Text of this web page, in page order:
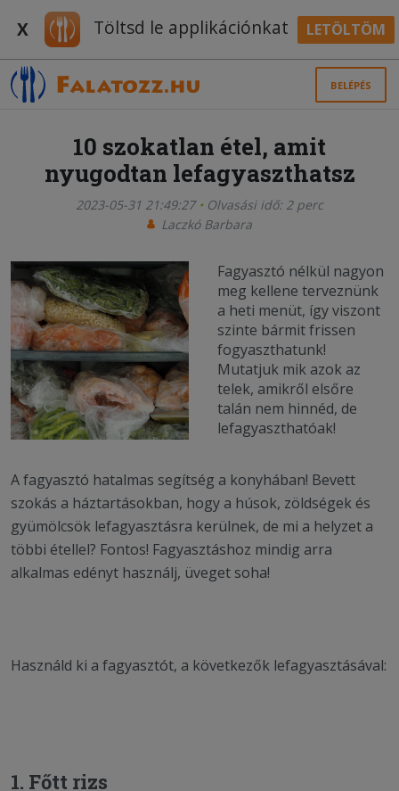
X Töltsd le applikációnkat LETÖLTÖM
BELÉPÉS
10 szokatlan étel, amit
nyugodtan lefagyaszthatsz
2023-05-31 21:49:27
Olvasási idő: 2 perc
Laczkó Barbara
Fagyasztó nélkül nagyon
meg kellene terveznünk
a heti menüt, így viszont
szinte bármit frissen
fogyaszthatunk!
Mutatjuk mik azok az
telek, amikről elsőre
talán nem hinnéd, de
lefagyaszthatóak!
A fagyasztó hatalmas segítség a konyhában! Bevett
szokás a háztartásokban, hogy a húsok, zöldségek és
gyümölcsök lefagyasztásra kerülnek, de mi a helyzet a
többi étellel? Fontos! Fagyasztáshoz mindig arra
alkalmas edényt használj, üveget soha!
Használd ki a fagyasztót, a következők lefagyasztásával:
1. Főtt rizs